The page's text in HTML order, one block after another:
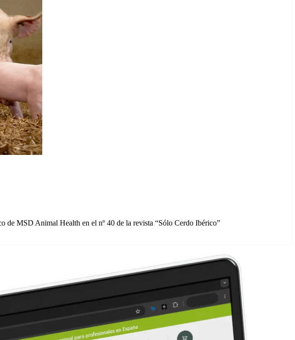
de MSD Animal Health en el nº 40 de la revista “Sólo Cerdo Ibérico”